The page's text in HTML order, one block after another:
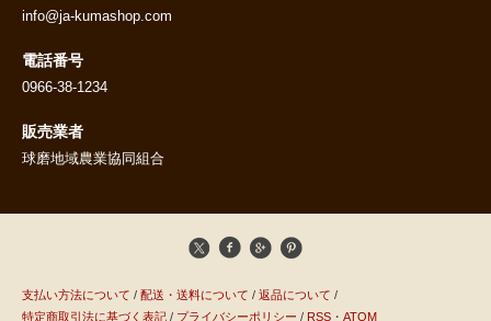
info@ja-kumashop.com
電話番号
0966-38-1234
販売業者
球磨地域農業協同組合
支払い方法について / 配送・送料について / 返品について /
特定商取引法に基づく表記 / プライバシーポリシー / RSS ・ ATOM